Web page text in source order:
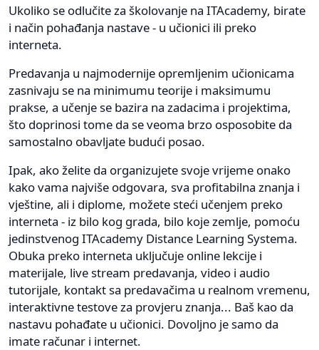
Ukoliko se odlučite za školovanje na ITAcademy, birate
i način pohađanja nastave - u učionici ili preko
interneta.
Predavanja u najmodernije opremljenim učionicama
zasnivaju se na minimumu teorije i maksimumu
prakse, a učenje se bazira na zadacima i projektima,
što doprinosi tome da se veoma brzo osposobite da
samostalno obavljate budući posao.
Ipak, ako želite da organizujete svoje vrijeme onako
kako vama najviše odgovara, sva profitabilna znanja i
vještine, ali i diplome, možete steći učenjem preko
interneta - iz bilo kog grada, bilo koje zemlje, pomoću
jedinstvenog ITAcademy Distance Learning Systema.
Obuka preko interneta uključuje online lekcije i
materijale, live stream predavanja, video i audio
tutorijale, kontakt sa predavačima u realnom vremenu,
interaktivne testove za provjeru znanja... Baš kao da
nastavu pohađate u učionici. Dovoljno je samo da
imate računar i internet.